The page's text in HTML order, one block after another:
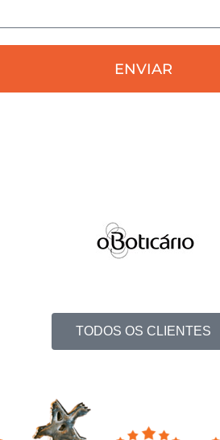
ENVIAR
TODOS OS CLIENTES